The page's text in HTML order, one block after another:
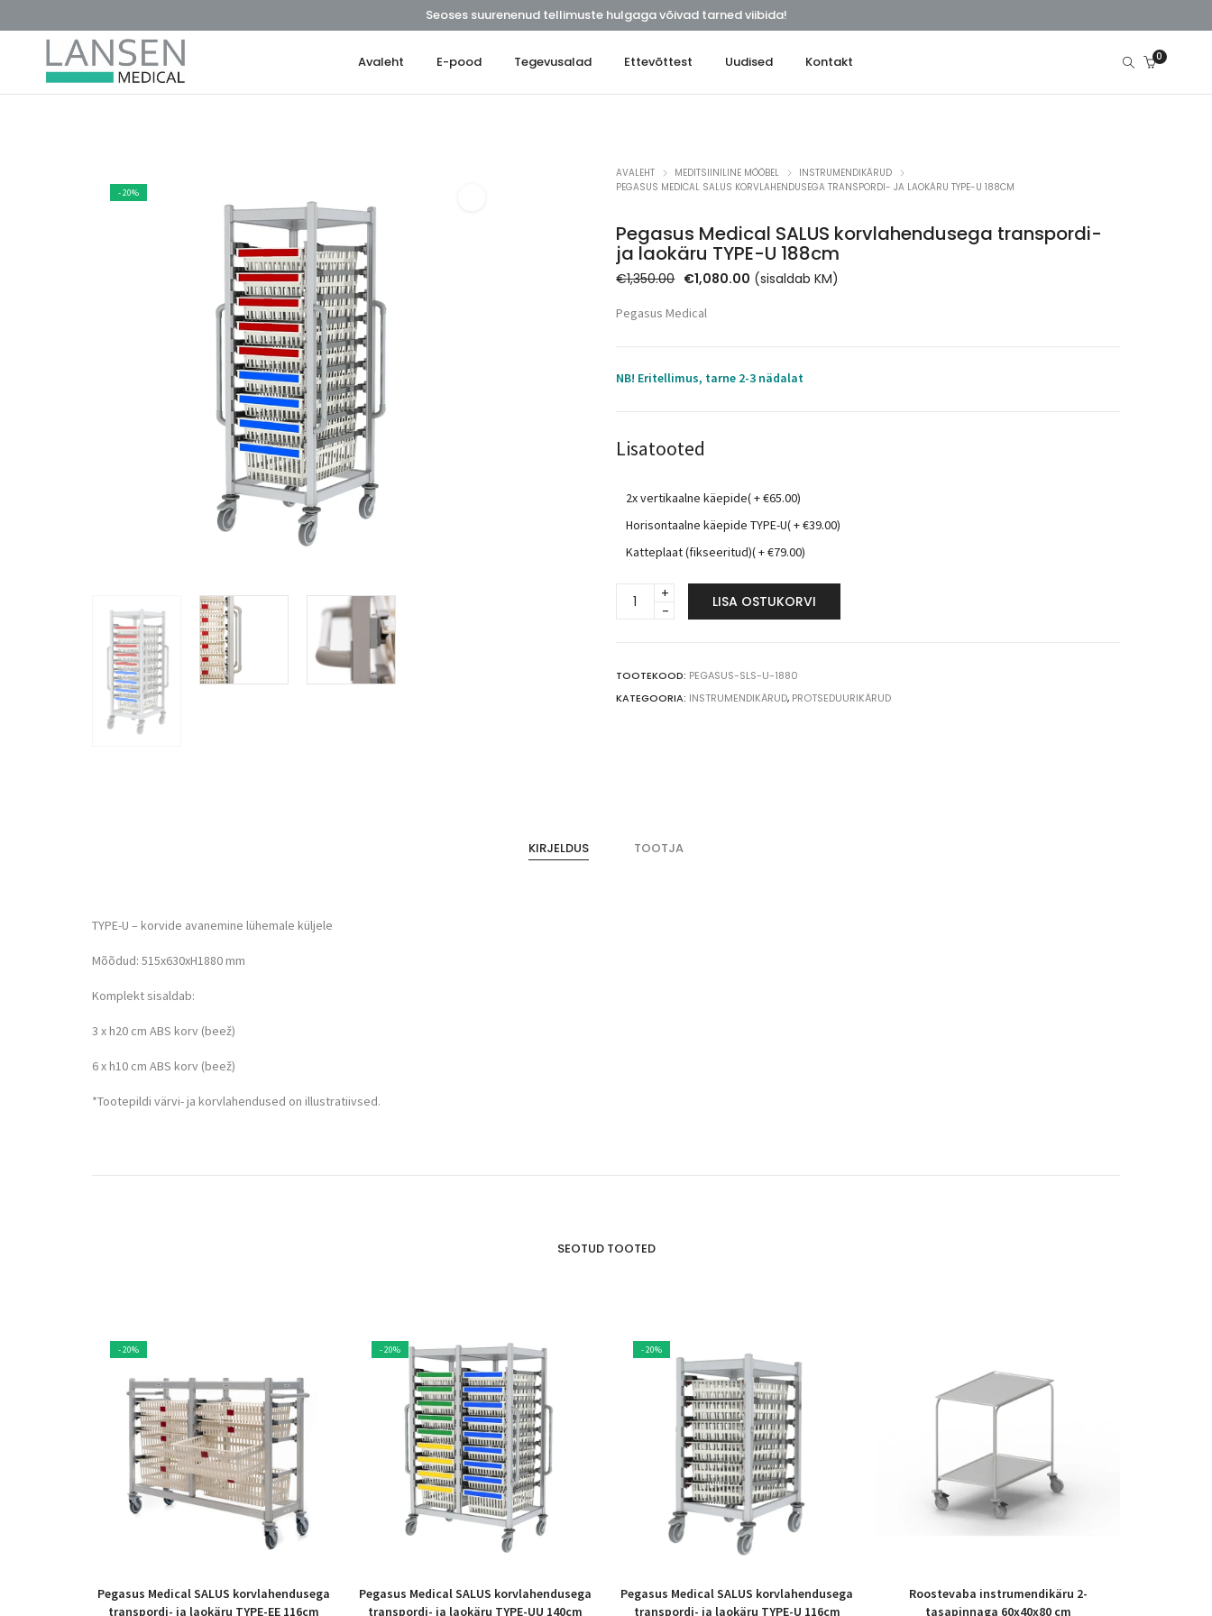
Seoses suurenenud tellimuste hulgaga võivad tarned viibida!
Avaleht E-pood Tegevusalad Ettevõttest Uudised Kontakt 0
- 20%
AVALEHT MEDITSIINILINE MÖÖBEL
INSTRUMENDIKÄRUD
PEGASUS MEDICAL SALUS KORVLAHENDUSEGA TRANSPORDI- JA LAOKÄRU TYPE-U 188CM
Pegasus Medical SALUS korvlahendusega transpordi-
ja laokäru TYPE-U 188cm
€1,350.00 Algne
oli:
€1,080.00 Praegune
(sisaldab KM)
Pegasus Medical
NB! Eritellimus, tarne 2-3 nädalat
Lisatooted
2x vertikaalne käepide( +€65.00)
Horisontaalne käepide TYPE-U( +€39.00)
Katteplaat (fikseeritud)( +€79.00)
Pegasus
Medical
transpordi-
laokäru
LISA OSTUKORVI
TOOTEKOOD: PEGASUS-SLS-U-1880
KATEGOORIA: INSTRUMENDIKÄRUD, PROTSEDUURIKÄRUD
KIRJELDUS TOOTJA
TYPE-U – korvide avanemine lühemale küljele
Mõõdud: 515x630xH1880 mm
Komplekt sisaldab:
3 x h20 cm ABS korv (beež)
6 x h10 cm ABS korv (beež)
*Tootepildi värvi- ja korvlahendused on illustratiivsed.
SEOTUD TOOTED
- 20%
Pegasus Medical SALUS korvlahendusega
transpordi- ja laokäru TYPE-EE 116cm
- 20%
Pegasus Medical SALUS korvlahendusega
transpordi- ja laokäru TYPE-UU 140cm
- 20%
Pegasus Medical SALUS korvlahendusega
transpordi- ja laokäru TYPE-U 116cm
Roostevaba instrumendikäru 2-
tasapinnaga 60x40x80 cm